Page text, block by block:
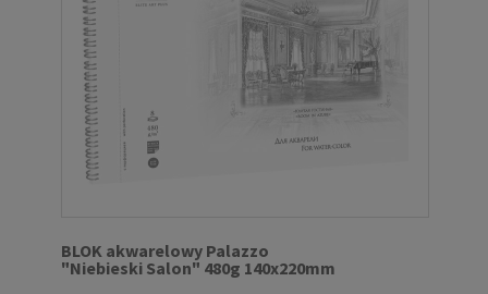
BLOK akwarelowy Palazzo
"Niebieski Salon" 480g 140x220mm